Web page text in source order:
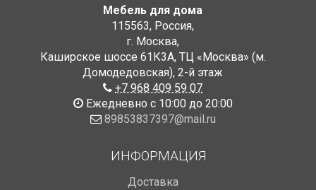
Мебель для дома
115563, Россия,
г. Москва,
Каширское шоссе 61К3А, ТЦ «Москва» (м.
Домодедовская), 2-й этаж
+7 968 409 59 07
Ежедневно с 10:00 до 20:00
89853837397@mail.ru
ИНФОРМАЦИЯ
Доставка